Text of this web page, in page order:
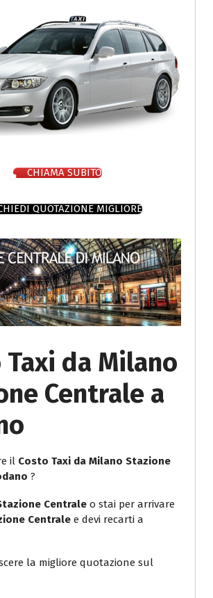
CHIAMA SUBITO
QUOTAZIONE MIGLIORE
Taxi da Milano
Centrale a
il Costo Taxi da Milano Stazione
?
Centrale o stai per arrivare
Centrale e devi recarti a
la migliore quotazione sul